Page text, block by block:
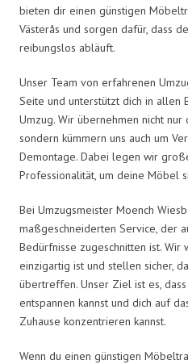
bieten dir einen günstigen
Västerås und sorgen dafür, dass
reibungslos abläuft.
Unser Team von erfahrenen
Seite und unterstützt dich in allen
Umzug. Wir übernehmen nicht
sondern kümmern uns auch um
Demontage. Dabei legen wir
Professionalität, um deine Möbel
Bei Umzugsmeister Moench
maßgeschneiderten Service, der
Bedürfnisse zugeschnitten ist. Wir
einzigartig ist und stellen sicher,
übertreffen. Unser Ziel ist es,
entspannen kannst und dich auf
Zuhause konzentrieren kannst.
Wenn du einen günstigen